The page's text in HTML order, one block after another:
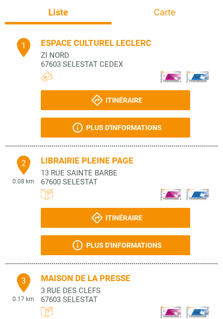
Liste Carte
1 ESPACE CULTUREL LECLERC
ZI NORD
67603 SELESTAT CEDEX
ITINÉRAIRE
PLUS D'INFORMATIONS
2
0.08 km
LIBRAIRIE PLEINE PAGE
13 RUE SAINTE BARBE
67600 SELESTAT
ITINÉRAIRE
PLUS D'INFORMATIONS
3
0.17 km
MAISON DE LA PRESSE
3 RUE DES CLEFS
67603 SELESTAT